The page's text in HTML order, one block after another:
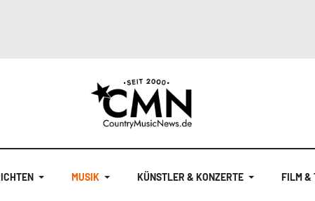
MUSIK KÜNSTLER & KONZERTE FILM &